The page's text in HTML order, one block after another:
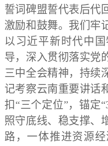
誓词碑盟誓代表后代
激励和鼓舞。我们牢
以习近平新时代中
导，深入贯彻落实党
三中全会精神，持续
记考察云南重要讲话
扣“三个定位”，锚定
照守底线、稳支撑、
路，一体推进资源